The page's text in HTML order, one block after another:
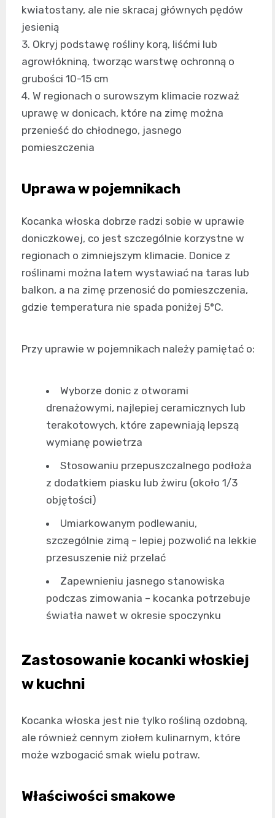
kwiatostany, ale nie skracaj głównych pędów
jesienią
3. Okryj podstawę rośliny korą, liśćmi lub
agrowłókniną, tworząc warstwę ochronną o
grubości 10-15 cm
4. W regionach o surowszym klimacie rozważ
uprawę w donicach, które na zimę można
przenieść do chłodnego, jasnego
pomieszczenia
Uprawa w pojemnikach
Kocanka włoska dobrze radzi sobie w uprawie
doniczkowej, co jest szczególnie korzystne w
regionach o zimniejszym klimacie. Donice z
roślinami można latem wystawiać na taras lub
balkon, a na zimę przenosić do pomieszczenia,
gdzie temperatura nie spada poniżej 5°C.
Przy uprawie w pojemnikach należy pamiętać o:
Wyborze donic z otworami
drenażowymi, najlepiej ceramicznych lub
terakotowych, które zapewniają lepszą
wymianę powietrza
Stosowaniu przepuszczalnego podłoża
z dodatkiem piasku lub żwiru (około 1/3
objętości)
Umiarkowanym podlewaniu,
szczególnie zimą – lepiej pozwolić na lekkie
przesuszenie niż przelać
Zapewnieniu jasnego stanowiska
podczas zimowania – kocanka potrzebuje
światła nawet w okresie spoczynku
Zastosowanie kocanki włoskiej
w kuchni
Kocanka włoska jest nie tylko rośliną ozdobną,
ale również cennym ziołem kulinarnym, które
może wzbogacić smak wielu potraw.
Właściwości smakowe